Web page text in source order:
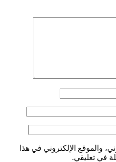
والموقع الإلكتروني في هذا
في تعليقي.